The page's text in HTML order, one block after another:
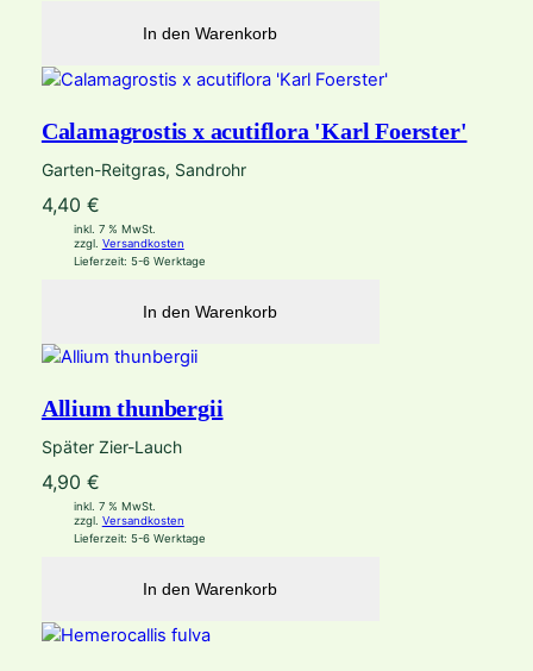
In den Warenkorb
Calamagrostis x acutiflora 'Karl Foerster'
Garten-Reitgras, Sandrohr
4,40 €
inkl. 7 % MwSt.
zzgl. Versandkosten
Lieferzeit: 5-6 Werktage
In den Warenkorb
Allium thunbergii
Später Zier-Lauch
4,90 €
inkl. 7 % MwSt.
zzgl. Versandkosten
Lieferzeit: 5-6 Werktage
In den Warenkorb